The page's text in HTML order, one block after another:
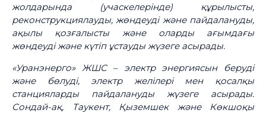
жолдарында (учаскелерінде) құрылысты,
реконструкциялауды, жөндеуді және пайдалануды,
ақылы қозғалысты және оларды ағымдағы
жөндеуді және күтіп ұстауды жүзеге асырады.
«Уранэнерго» ЖШС – электр энергиясын беруді
және бөлуді, электр желілері мен қосалқы
станцияларды пайдалануды жүзеге асырады.
Сондай-ақ, Таукент, Қыземшек және Көкшоқы